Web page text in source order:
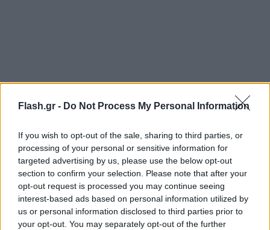
Flash.gr - Do Not Process My Personal Information
If you wish to opt-out of the sale, sharing to third parties, or
processing of your personal or sensitive information for
targeted advertising by us, please use the below opt-out
section to confirm your selection. Please note that after your
opt-out request is processed you may continue seeing
interest-based ads based on personal information utilized by
us or personal information disclosed to third parties prior to
your opt-out. You may separately opt-out of the further